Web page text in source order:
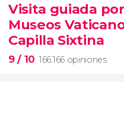
Contrastes de Nueva York
barrios de Queens, el
Visita guiada
Museos
Capilla Sixtina
9/ 10 166.166 opiniones